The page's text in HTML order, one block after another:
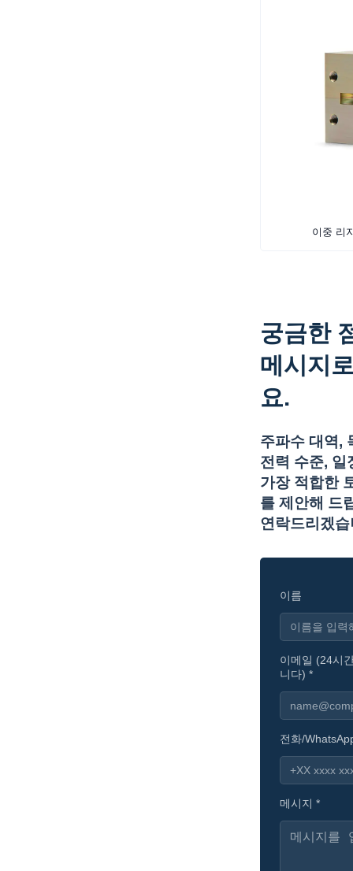
이중 리
궁금한
메시지
요.
주파수 대역,
전력 수준, 일
가장 적합한
를 제안해 드
연락드리겠
이름
이메일 (24시
니다) *
전화/
메시지 *